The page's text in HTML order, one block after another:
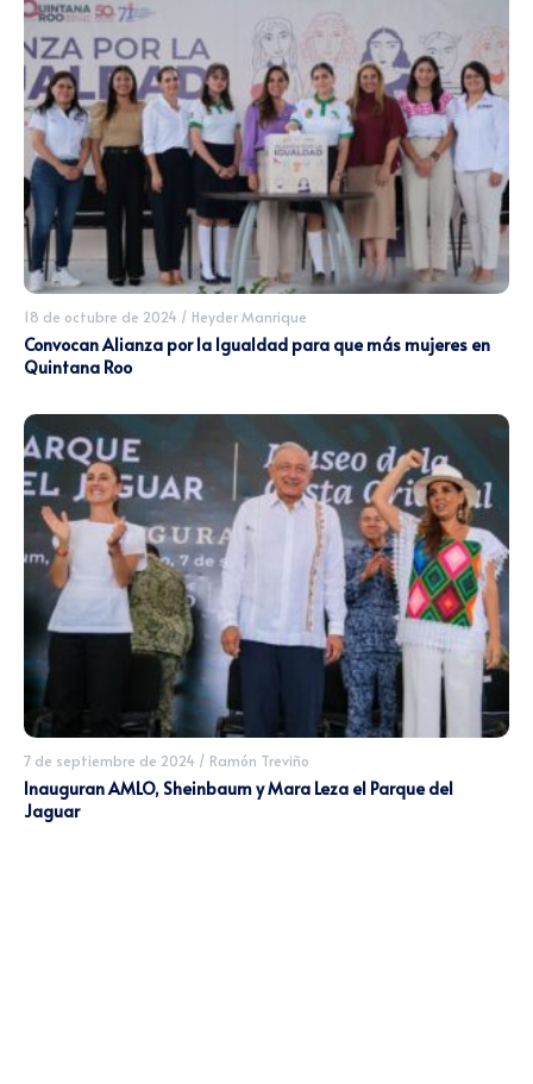
18 de octubre de 2024 / Heyder Manrique
Convocan Alianza por la Igualdad para que más mujeres en
Quintana Roo
7 de septiembre de 2024 / Ramón Treviño
Inauguran AMLO, Sheinbaum y Mara Leza el Parque del
Jaguar